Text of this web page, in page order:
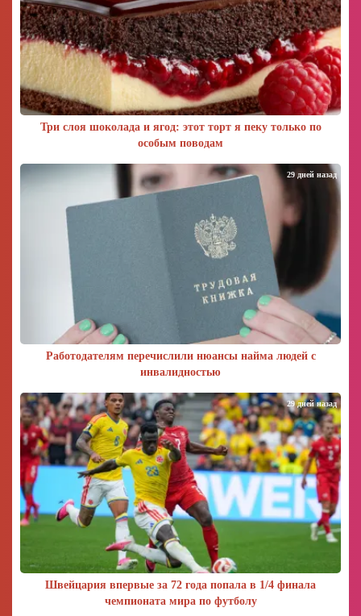
Три слоя шоколада и ягод: этот торт я пеку только по
особым поводам
Работодателям перечислили нюансы найма людей с
инвалидностью
29 дней назад
Швейцария впервые за 72 года попала в 1/4 финала
чемпионата мира по футболу
29 дней назад